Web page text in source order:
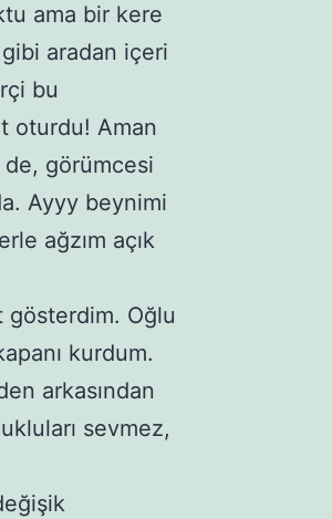
ama bir kere
aradan içeri
bu
oturdu! Aman
görümcesi
Ayyy beynimi
ağzım açık
gösterdim. Oğlu
kurdum.
arkasından
sevmez,